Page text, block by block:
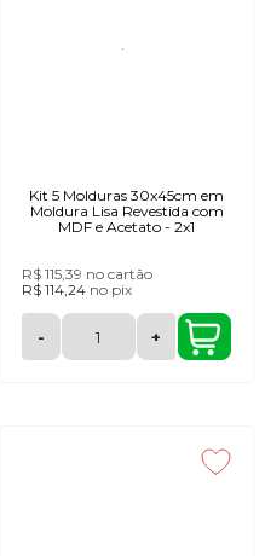
Kit 5 Molduras 30x45cm em
Moldura Lisa Revestida com
MDF e Acetato - 2x1
R$ 115,39 no cartão
R$ 114,24 no pix
- +